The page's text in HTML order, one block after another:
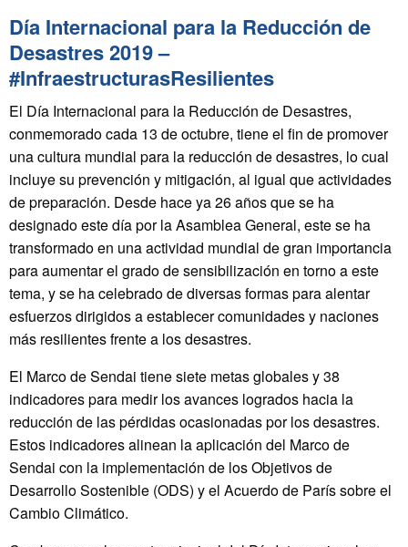
Día Internacional para la Reducción de
Desastres 2019 –
#InfraestructurasResilientes
El Día Internacional para la Reducción de Desastres,
conmemorado cada 13 de octubre, tiene el fin de promover
una cultura mundial para la reducción de desastres, lo cual
incluye su prevención y mitigación, al igual que actividades
de preparación. Desde hace ya 26 años que se ha
designado este día por la Asamblea General, este se ha
transformado en una actividad mundial de gran importancia
para aumentar el grado de sensibilización en torno a este
tema, y se ha celebrado de diversas formas para alentar
esfuerzos dirigidos a establecer comunidades y naciones
más resilientes frente a los desastres.
El Marco de Sendai tiene siete metas globales y 38
indicadores para medir los avances logrados hacia la
reducción de las pérdidas ocasionadas por los desastres.
Estos indicadores alinean la aplicación del Marco de
Sendai con la implementación de los Objetivos de
Desarrollo Sostenible (ODS) y el Acuerdo de París sobre el
Cambio Climático.